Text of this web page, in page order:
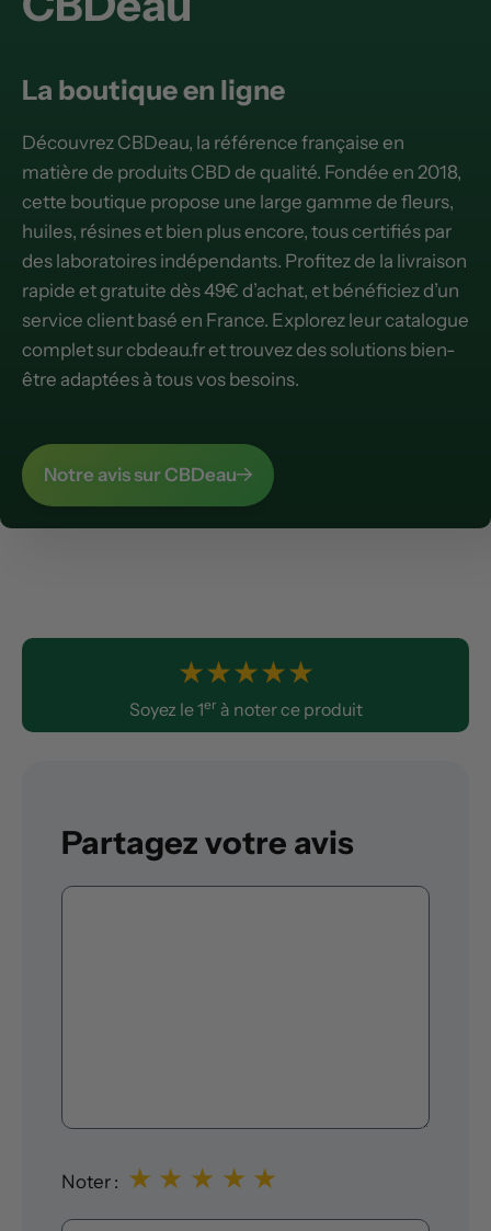
La boutique en ligne
Découvrez CBDeau, la référence française en
matière de produits CBD de qualité. Fondée en 2018,
cette boutique propose une large gamme de fleurs,
huiles, résines et bien plus encore, tous certifiés par
des laboratoires indépendants. Profitez de la livraison
rapide et gratuite dès 49€ d’achat, et bénéficiez d’un
service client basé en France. Explorez leur catalogue
complet sur cbdeau.fr et trouvez des solutions bien-
être adaptées à tous vos besoins.
Notre avis sur CBDeau
★★★★★
Soyez le 1er à noter ce produit
Partagez votre avis
Commentaire
Noter : ★
★
★
★
★